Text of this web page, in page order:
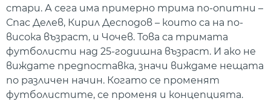
стари. А сега има примерно трима по-опитни –
Спас Делев, Кирил Десподов – които са на по-
висока възраст, и Чочев. Това са тримата
футболисти над 25-годишна възраст. И ако не
виждате предпоставка, значи виждаме нещата
по различен начин. Когато се променят
футболистите, се променя и концепцията.